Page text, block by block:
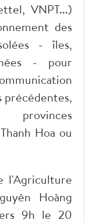
VNPT...)
des
- îles,
- pour
précédentes,
Hoa ou
l'Agriculture
Hoàng
9h le 20